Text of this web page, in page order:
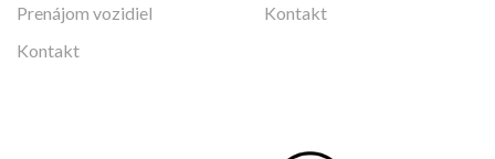
Prenájom vozidiel
Kontakt
Kontakt